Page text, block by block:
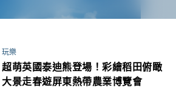
玩樂
超萌英國泰迪熊登場！彩繪稻田俯瞰
大景走春遊屏東熱帶農業博覽會